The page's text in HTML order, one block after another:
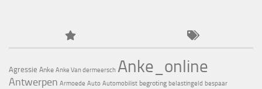
Agressie Anke Anke Van dermeersch Anke_online
Antwerpen Armoede Auto Automobilist begroting belastingeld bespaar